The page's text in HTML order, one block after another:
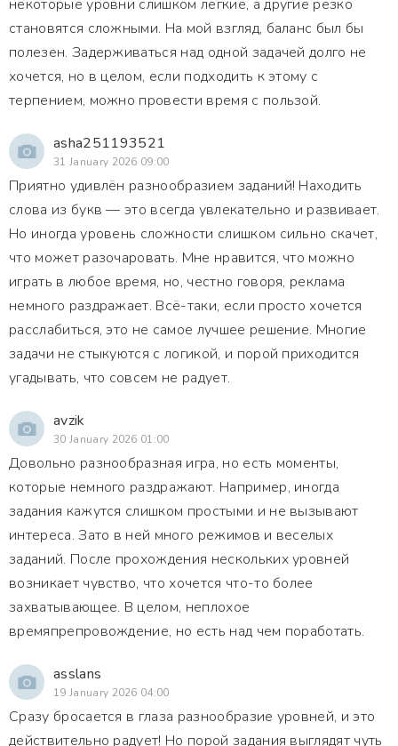
некоторые уровни слишком легкие, а другие резко
становятся сложными. На мой взгляд, баланс был бы
полезен. Задерживаться над одной задачей долго не
хочется, но в целом, если подходить к этому с
терпением, можно провести время с пользой.
asha251193521
31 January 2026 09:00
Приятно удивлён разнообразием заданий! Находить
слова из букв — это всегда увлекательно и развивает.
Но иногда уровень сложности слишком сильно скачет,
что может разочаровать. Мне нравится, что можно
играть в любое время, но, честно говоря, реклама
немного раздражает. Всё-таки, если просто хочется
расслабиться, это не самое лучшее решение. Многие
задачи не стыкуются с логикой, и порой приходится
угадывать, что совсем не радует.
avzik
30 January 2026 01:00
Довольно разнообразная игра, но есть моменты,
которые немного раздражают. Например, иногда
задания кажутся слишком простыми и не вызывают
интереса. Зато в ней много режимов и веселых
заданий. После прохождения нескольких уровней
возникает чувство, что хочется что-то более
захватывающее. В целом, неплохое
времяпрепровождение, но есть над чем поработать.
asslans
19 January 2026 04:00
Сразу бросается в глаза разнообразие уровней, и это
действительно радует! Но порой задания выглядят чуть